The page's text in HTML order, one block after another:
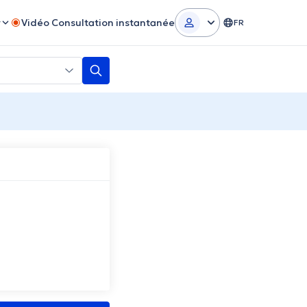
Vidéo Consultation instantanée FR